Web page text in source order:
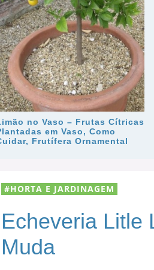
no Vaso – Frutas Cítricas
em Vaso, Como
Frutífera Ornamental
HORTA E JARDINAGEM
Echeveria Litle
Muda